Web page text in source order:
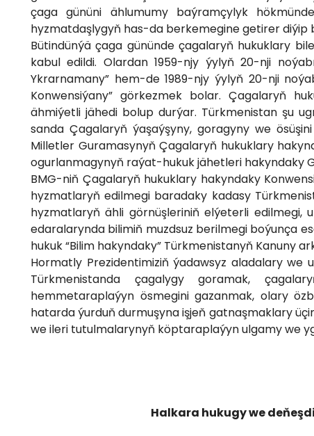
çaga gününi ählumumy baýramçylyk
hyzmatdaşlygyň has-da berkemegine getirer diýip
Bütindünýä çaga gününde çagalaryň hukuklary
kabul edildi. Olardan 1959-njy ýylyň 20-nji
Ykrarnamany” hem-de 1989-njy ýylyň 20-nji
Konwensiýany” görkezmek bolar. Çagalaryň
ähmiýetli jähedi bolup durýar. Türkmenistan şu
sanda Çagalaryň ýaşaýşyny, goragyny we
Milletler Guramasynyň Çagalaryň hukuklary
ogurlanmagynyň raýat-hukuk jähetleri hakyndaky
BMG-niň Çagalaryň hukuklary hakyndaky
hyzmatlaryň edilmegi baradaky kadasy
hyzmatlaryň ähli görnüşleriniň elýeterli edilmegi,
edaralarynda bilimiň muzdsuz berilmegi boýunça
hukuk “Bilim hakyndaky” Türkmenistanyň Kanuny
Hormatly Prezidentimiziň ýadawsyz aladalary we
Türkmenistanda çagalygy goramak,
hemmetaraplaýyn ösmegini gazanmak, olary
hatarda ýurduň durmuşyna işjeň gatnaşmaklary
we ileri tutulmalarynyň köptaraplaýyn ulgamy we
Halkara hukugy we